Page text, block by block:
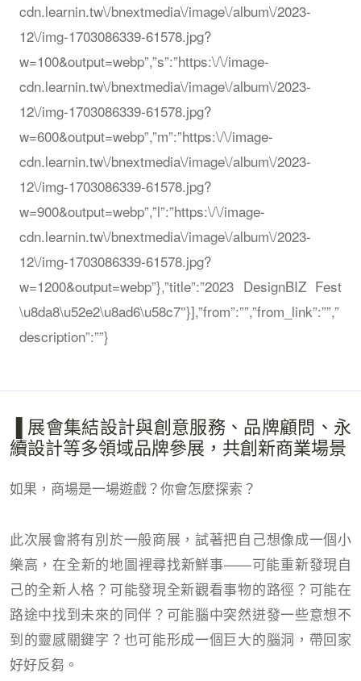
cdn.learnin.tw\/bnextmedia\/image\/album\/2023-
12\/img-1703086339-61578.jpg?
w=100&output=webp”,”s”:”https:\/\/image-
cdn.learnin.tw\/bnextmedia\/image\/album\/2023-
12\/img-1703086339-61578.jpg?
w=600&output=webp”,”m”:”https:\/\/image-
cdn.learnin.tw\/bnextmedia\/image\/album\/2023-
12\/img-1703086339-61578.jpg?
w=900&output=webp”,”l”:”https:\/\/image-
cdn.learnin.tw\/bnextmedia\/image\/album\/2023-
12\/img-1703086339-61578.jpg?
w=1200&output=webp”},”title”:”2023 DesignBIZ Fest
\u8da8\u52e2\u8ad6\u58c7″}],”from”:””,”from_link”:””,”
description”:””}
▐ 展會集結設計與創意服務、品牌顧問、永
續設計等多領域品牌參展，共創新商業場景
如果，商場是一場遊戲？你會怎麼探索？
此次展會將有別於一般商展，試著把自己想像成一個小
樂高，在全新的地圖裡尋找新鮮事——可能重新發現自
己的全新人格？可能發現全新觀看事物的路徑？可能在
路途中找到未來的同伴？可能腦中突然迸發一些意想不
到的靈感關鍵字？也可能形成一個巨大的腦洞，帶回家
好好反芻。